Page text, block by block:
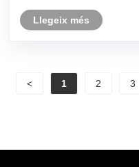
insígnies ......
Llegeix més
< 1 2 3